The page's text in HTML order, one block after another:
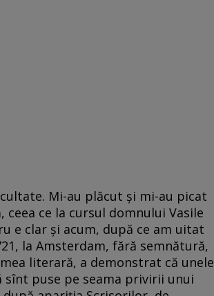
Mi-au plăcut și mi-au picat
ce la cursul domnului Vasile
e clar și acum, după ce am uitat
la Amsterdam, fără semnătură,
literară, a demonstrat că unele
sînt puse pe seama privirii unui